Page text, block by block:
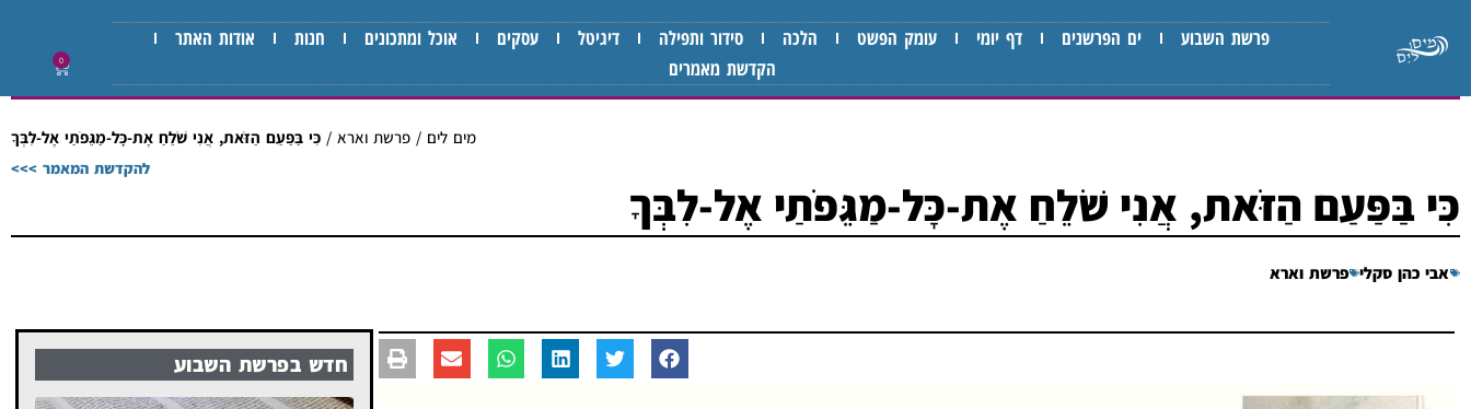
פרשת השבוע ים הפרשנים דף יומי עומק הפשט הלכה סידור ותפילה דיגיטל עסקים אוכל ומתכונים חנות
אודות האתר
הקדשת מאמרים
0
מים לים / פרשת וארא / כִּי בַּפַּעַם הַזֹּאת, אֲנִי שֹׁלֵחַ אֶת-כָּל-מַגֵּפֹתַי אֶל-לִבְּךָ
להקדשת המאמר >>>
כִּי בַּפַּעַם הַזֹּאת, אֲנִי שֹׁלֵחַ אֶת-כָּל-מַגֵּפֹתַי אֶל-לִבְּךָ
אבי כהן סקלי פרשת וארא
חדש בפרשת השבוע